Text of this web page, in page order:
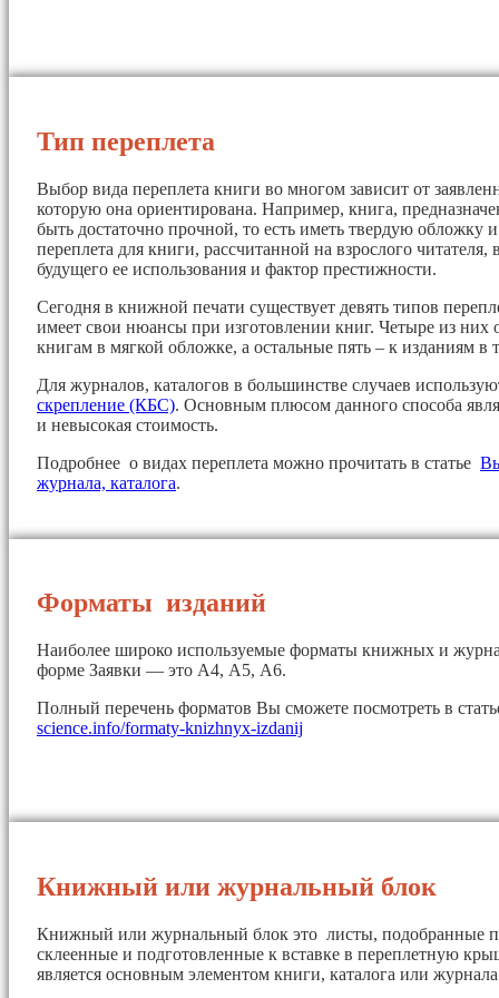
Тип переплета
Выбор вида переплета книги во многом зависит от
которую она ориентирована. Например, книга,
быть достаточно прочной, то есть иметь твердую
переплета для книги, рассчитанной на взрослого читателя,
будущего ее использования и фактор престижности.
Сегодня в книжной печати существует девять типов
имеет свои нюансы при изготовлении книг. Четыре из них
книгам в мягкой обложке, а остальные пять – к изданиям в
Для журналов, каталогов в большинстве случаев
скрепление (КБС). Основным плюсом данного способа
и невысокая стоимость.
Подробнее о видах переплета можно прочитать в статье
журнала, каталога.
Форматы изданий
Наиболее широко используемые форматы книжных и
форме Заявки — это А4, А5, А6.
Полный перечень форматов Вы сможете посмотреть в
science.info/formaty-knizhnyx-izdanij
Книжный или журнальный блок
Книжный или журнальный блок это листы, подобранные
склеенные и подготовленные к вставке в переплетную
является основным элементом книги, каталога или